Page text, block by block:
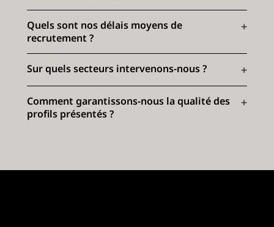
Quels sont nos délais moyens de
recrutement ?
Sur quels secteurs intervenons-nous ?
Comment garantissons-nous la qualité des
profils présentés ?